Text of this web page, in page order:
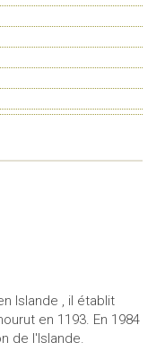
Islande , il établit
en 1193. En 1984
de l'Islande.